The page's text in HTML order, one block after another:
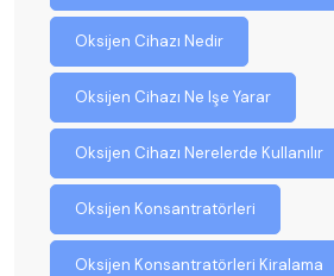
Oksijen Cihazı Nedir
Oksijen Cihazı Ne Işe Yarar
Oksijen Cihazı Nerelerde Kullanılır
Oksijen Konsantratörleri
Oksijen Konsantratörleri Kiralama